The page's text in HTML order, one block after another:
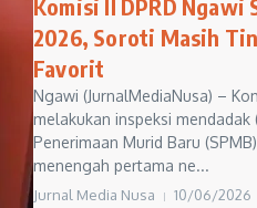
Komisi II DPRD Ngawi
2026, Soroti Masih
Favorit
Ngawi (JurnalMediaNusa) –
melakukan inspeksi
Penerimaan Murid Baru
menengah pertama ne...
Jurnal Media Nusa 10/06/2026